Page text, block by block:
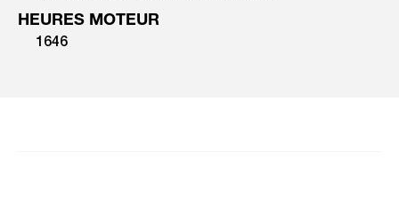
HEURES MOTEUR
1646